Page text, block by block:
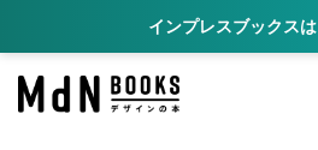
インプレスブックス